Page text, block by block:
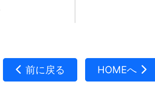
前に戻る HOMEへ